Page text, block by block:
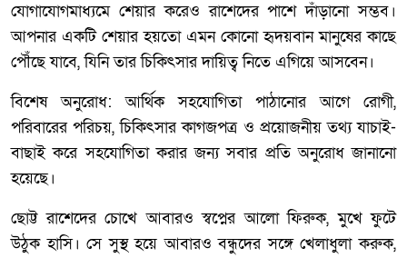
যোগাযোগমাধ্যমে শেয়ার করেও রাশেদের পাশে দাঁড়ানো সম্ভব।
আপনার একটি শেয়ার হয়তো এমন কোনো হৃদয়বান মানুষের কাছে
পৌঁছে যাবে, যিনি তার চিকিৎসার দায়িত্ব নিতে এগিয়ে আসবেন।
বিশেষ অনুরোধ: আর্থিক সহযোগিতা পাঠানোর আগে রোগী,
পরিবারের পরিচয়, চিকিৎসার কাগজপত্র ও প্রয়োজনীয় তথ্য যাচাই-
বাছাই করে সহযোগিতা করার জন্য সবার প্রতি অনুরোধ জানানো
হয়েছে।
ছোট্ট রাশেদের চোখে আবারও স্বপ্নের আলো ফিরুক, মুখে ফুটে
উঠুক হাসি। সে সুস্থ হয়ে আবারও বন্ধুদের সঙ্গে খেলাধুলা করুক,